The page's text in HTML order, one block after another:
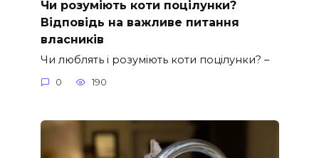
Чи розуміють коти поцілунки?
Відповідь на важливе питання
власників
Чи люблять і розуміють коти поцілунки? –
0 190